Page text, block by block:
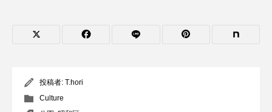
投稿者: T.hori
Culture